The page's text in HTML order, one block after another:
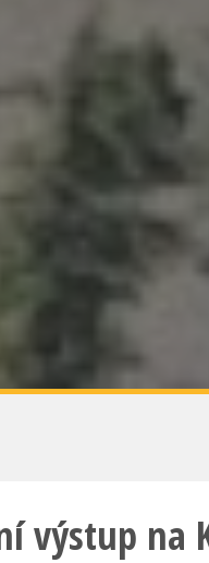
výstup na